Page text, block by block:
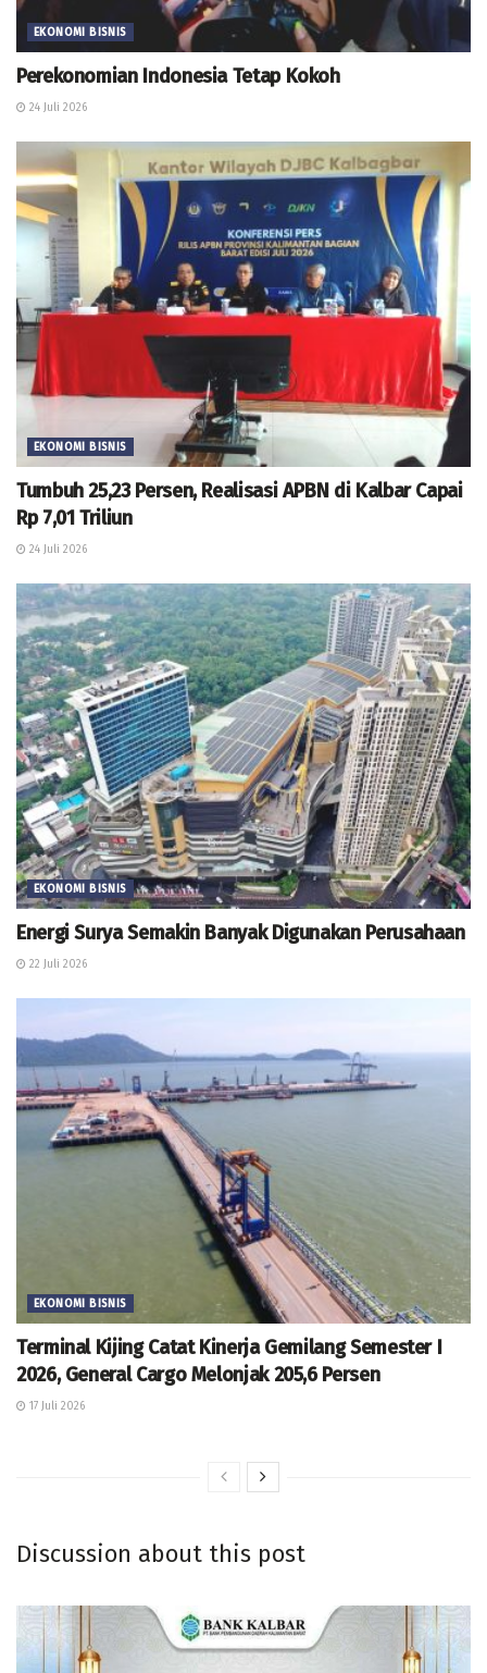
EKONOMI BISNIS
Perekonomian Indonesia Tetap Kokoh
24 Juli 2026
EKONOMI BISNIS
Tumbuh 25,23 Persen, Realisasi APBN di Kalbar Capai
Rp 7,01 Triliun
24 Juli 2026
EKONOMI BISNIS
Energi Surya Semakin Banyak Digunakan Perusahaan
22 Juli 2026
EKONOMI BISNIS
Terminal Kijing Catat Kinerja Gemilang Semester I
2026, General Cargo Melonjak 205,6 Persen
17 Juli 2026
Discussion about this post